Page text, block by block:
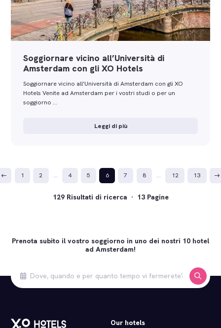
Soggiornare vicino all’Università di
Amsterdam con gli XO Hotels
Soggiornare vicino all'Università di Amsterdam con gli XO
Hotels Venite ad Amsterdam per i vostri studi o per un
soggiorno …
Leggi di più
1 2 … 4 5 6 7 8 … 12 13
129 Risultati di ricerca · 13 Pagine
Prenota subito il vostro soggiorno in uno dei nostri 10 hotel
ad Amsterdam!
Our hotels